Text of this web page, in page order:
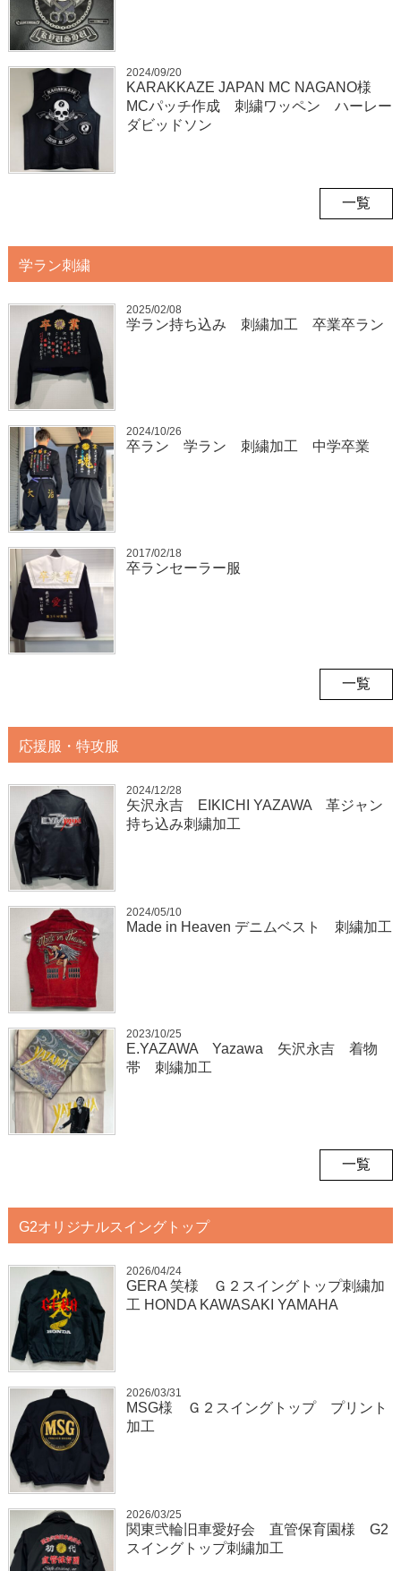
2024/09/20
KARAKKAZE JAPAN MC NAGANO様
MCパッチ作成 刺繍ワッペン ハーレー
ダビッドソン
一覧
学ラン刺繍
2025/02/08
学ラン持ち込み 刺繍加工 卒業卒ラン
2024/10/26
卒ラン 学ラン 刺繍加工 中学卒業
2017/02/18
卒ランセーラー服
一覧
応援服・特攻服
2024/12/28
矢沢永吉 EIKICHI YAZAWA 革ジャン
持ち込み刺繍加工
2024/05/10
Made in Heaven デニムベスト 刺繍加工
2023/10/25
E.YAZAWA Yazawa 矢沢永吉 着物
帯 刺繍加工
一覧
G2オリジナルスイングトップ
2026/04/24
GERA 笑様 Ｇ２スイングトップ刺繍加
工 HONDA KAWASAKI YAMAHA
2026/03/31
MSG様 Ｇ２スイングトップ プリント
加工
2026/03/25
関東弐輪旧車愛好会 直管保育園様 G2
スイングトップ刺繍加工